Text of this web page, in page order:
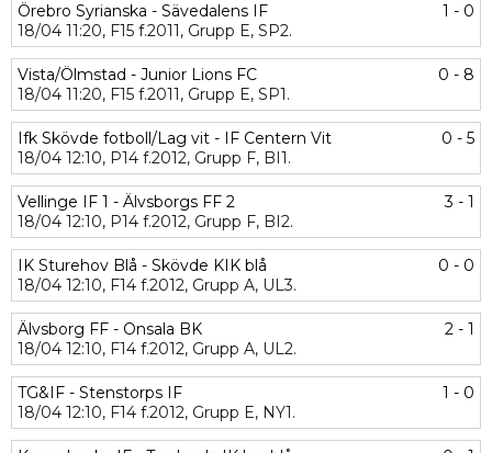
Örebro Syrianska - Sävedalens IF
1 - 0
18/04 11:20, F15 f.2011, Grupp E, SP2.
Vista/Ölmstad - Junior Lions FC
0 - 8
18/04 11:20, F15 f.2011, Grupp E, SP1.
Ifk Skövde fotboll/Lag vit - IF Centern Vit
0 - 5
18/04 12:10, P14 f.2012, Grupp F, BI1.
Vellinge IF 1 - Älvsborgs FF 2
3 - 1
18/04 12:10, P14 f.2012, Grupp F, BI2.
IK Sturehov Blå - Skövde KIK blå
0 - 0
18/04 12:10, F14 f.2012, Grupp A, UL3.
Älvsborg FF - Onsala BK
2 - 1
18/04 12:10, F14 f.2012, Grupp A, UL2.
TG&IF - Stenstorps IF
1 - 0
18/04 12:10, F14 f.2012, Grupp E, NY1.